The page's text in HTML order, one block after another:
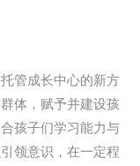
管成长中心的新方
体，赋予并建设孩
孩子们学习能力与
领意识，在一定程